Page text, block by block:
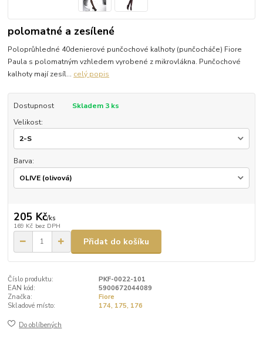
polomatné a zesílené
Poloprůhledné 40denierové punčochové kalhoty (punčocháče) Fiore
Paula s polomatným vzhledem vyrobené z mikrovlákna. Punčochové
kalhoty mají zesíl... celý popis
Dostupnost
Skladem 3 ks
Velikost:
Barva:
205 Kč/ks
169 Kč bez DPH
Přidat do košíku
Číslo produktu:
PKF-0022-101
EAN kód:
5900672044089
Značka:
Fiore
Skladové místo:
174, 175, 176
Do oblíbených